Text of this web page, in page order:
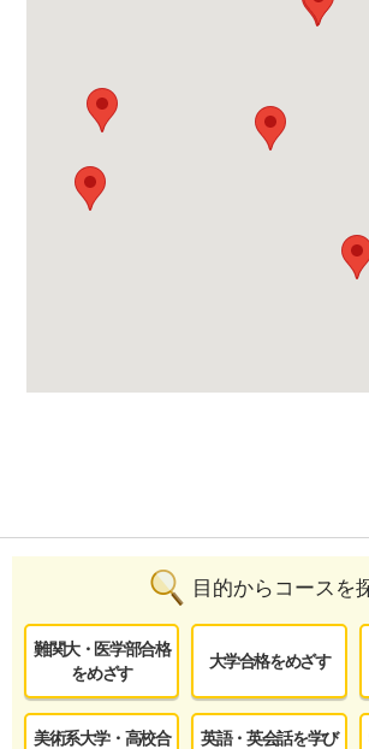
目的からコースを
難関大・医学部合格
をめざす
大学合格をめざす
美術系大学・高校合
英語・英会話を学び